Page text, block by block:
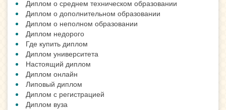
Диплом о среднем техническом образовании
Диплом о дополнительном образовании
Диплом о неполном образовании
Диплом недорого
Где купить диплом
Диплом университета
Настоящий диплом
Диплом онлайн
Липовый диплом
Диплом с регистрацией
Диплом вуза